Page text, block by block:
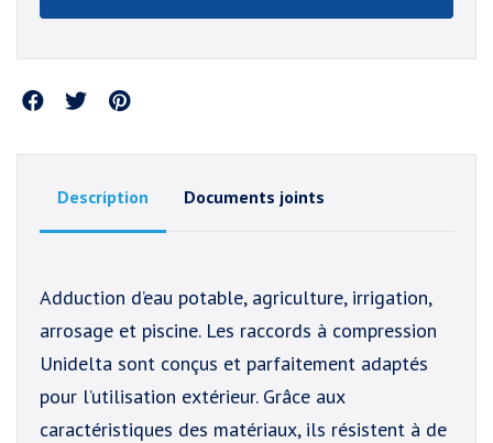
Partager
Description Documents joints
Adduction d’eau potable, agriculture, irrigation,
arrosage et piscine. Les raccords à compression
Unidelta sont conçus et parfaitement adaptés
pour l’utilisation extérieur. Grâce aux
caractéristiques des matériaux, ils résistent à de